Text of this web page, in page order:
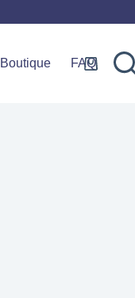
Boutique FAQ